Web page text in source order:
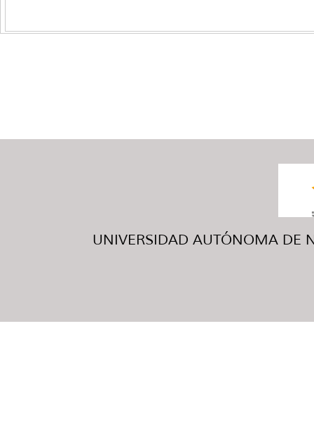
UNIVERSIDAD AUTÓNOMA DE